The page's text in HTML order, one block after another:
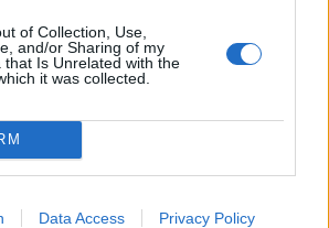
of Collection, Use,
and/or Sharing of my
that Is Unrelated with the
it was collected.
Data Access Privacy Policy
olvasása előfizetéses
teljes cikkarchívum